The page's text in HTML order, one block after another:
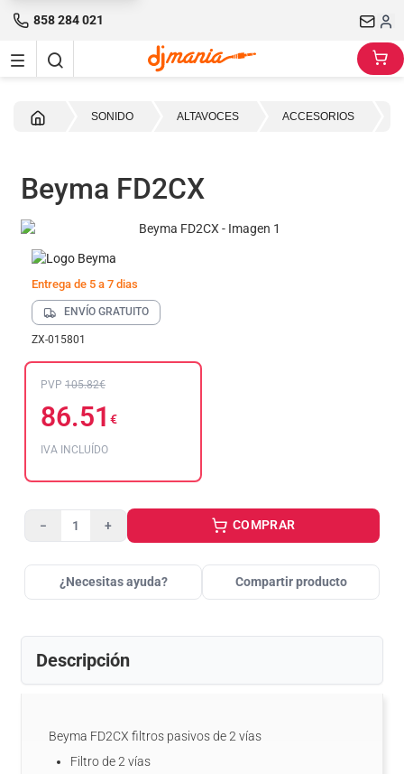
858 284 021
SONIDO ALTAVOCES ACCESORIOS
Beyma FD2CX
Entrega de 5 a 7 dias
ENVÍO GRATUITO
ZX-015801
PVP 105.82€
86.51 €
IVA INCLUÍDO
− + COMPRAR
¿Necesitas ayuda? Compartir producto
Descripción
Beyma FD2CX filtros pasivos de 2 vías
Filtro de 2 vías